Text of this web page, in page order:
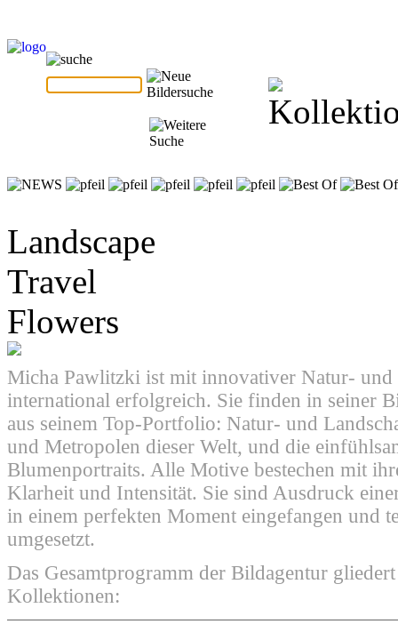
Landscape
Travel
Flowers
Micha Pawlitzki ist mit innovativer Natur-
international erfolgreich. Sie finden in seiner
aus seinem Top-Portfolio: Natur- und
und Metropolen dieser Welt, und die
Blumenportraits. Alle Motive bestechen mit
Klarheit und Intensität. Sie sind Ausdruck
in einem perfekten Moment eingefangen und
umgesetzt.
Das Gesamtprogramm der Bildagentur
Kollektionen: